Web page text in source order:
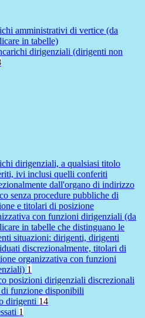
amministrativi di vertice (da
in tabelle)
dirigenziali (dirigenti non
dirigenziali, a qualsiasi titolo
ivi inclusi quelli conferiti
dall'organo di indirizzo
senza procedure pubbliche di
e titolari di posizione
con funzioni dirigenziali (da
in tabelle che distinguano le
situazioni: dirigenti, dirigenti
discrezionalmente, titolari di
organizzativa con funzioni
1
posizioni dirigenziali discrezionali
di funzione disponibili
dirigenti 14
1